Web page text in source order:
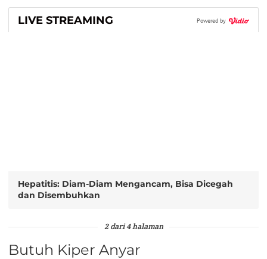
LIVE STREAMING Powered by
Hepatitis: Diam-Diam Mengancam, Bisa Dicegah
dan Disembuhkan
2 dari 4 halaman
Butuh Kiper Anyar